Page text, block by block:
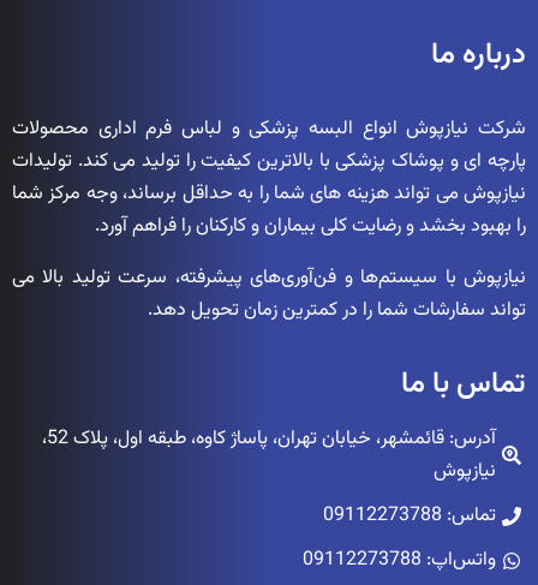
درباره ما
شرکت نیازپوش انواع البسه پزشکی و لباس فرم اداری محصولات
پارچه ای و پوشاک پزشکی با بالاترین کیفیت را تولید می کند. تولیدات
نیازپوش می تواند هزینه های شما را به حداقل برساند، وجه مرکز شما
را بهبود بخشد و رضایت کلی بیماران و کارکنان را فراهم آورد.
نیازپوش با سیستم‌ها و فن‌آوری‌های پیشرفته، سرعت تولید بالا می
تواند سفارشات شما را در کمترین زمان تحویل دهد.
تماس با ما
آدرس: قائمشهر، خیابان تهران، پاساژ کاوه، طبقه اول، پلاک 52،
نیازپوش
تماس: 09112273788
واتس‌اپ: 09112273788